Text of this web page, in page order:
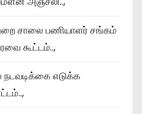
சாலை பணியாளர் சங்கம்
கூட்டம்..,
எடுக்க